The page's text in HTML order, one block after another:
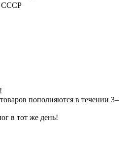
СССР
пополняются в течении 3–
в тот же день!